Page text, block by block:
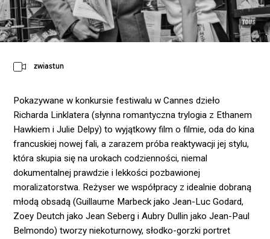
zwiastun
Pokazywane w konkursie festiwalu w Cannes dzieło
Richarda Linklatera (słynna romantyczna trylogia z Ethanem
Hawkiem i Julie Delpy) to wyjątkowy film o filmie, oda do kina
francuskiej nowej fali, a zarazem próba reaktywacji jej stylu,
która skupia się na urokach codzienności, niemal
dokumentalnej prawdzie i lekkości pozbawionej
moralizatorstwa. Reżyser we współpracy z idealnie dobraną
młodą obsadą (Guillaume Marbeck jako Jean-Luc Godard,
Zoey Deutch jako Jean Seberg i Aubry Dullin jako Jean-Paul
Belmondo) tworzy niekoturnowy, słodko-gorzki portret